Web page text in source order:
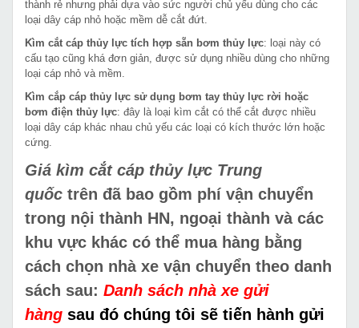
thành rẻ nhưng phải dựa vào sức người chủ yếu dùng cho các
loại dây cáp nhỏ hoặc mềm dễ cắt đứt.
Kìm cắt cáp thủy lực tích hợp sẵn bơm thủy lực: loại này có
cấu tạo cũng khá đơn giản, được sử dụng nhiều dùng cho những
loại cáp nhỏ và mềm.
Kìm cắp cáp thủy lực sử dụng bơm tay thủy lực rời hoặc
bơm điện thủy lực: đây là loại kìm cắt có thể cắt được nhiều
loại dây cáp khác nhau chủ yếu các loại có kích thước lớn hoặc
cứng.
Giá kìm cắt cáp thủy lực Trung
quốc trên đã bao gồm phí vận chuyển
trong nội thành HN, ngoại thành và các
khu vực khác có thể mua hàng bằng
cách chọn nhà xe vận chuyển theo danh
sách sau: Danh sách nhà xe gửi
hàng sau đó chúng tôi sẽ tiến hành gửi